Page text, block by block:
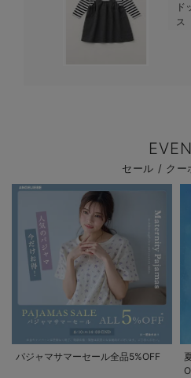
ド
ス
セール / クー
パジャマサマーセール全品5%OFF